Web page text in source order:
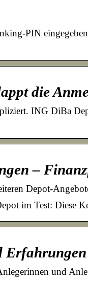
PIN
die
ING DiBa
–
Depot-
im Test: Diese
und